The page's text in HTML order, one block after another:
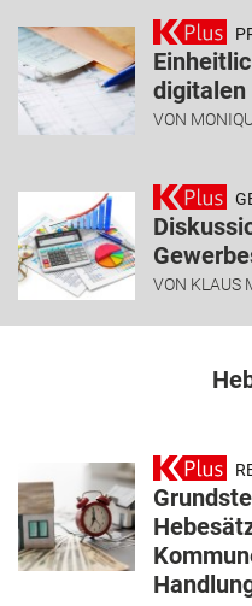
digitalen
VON
VON KLAUS